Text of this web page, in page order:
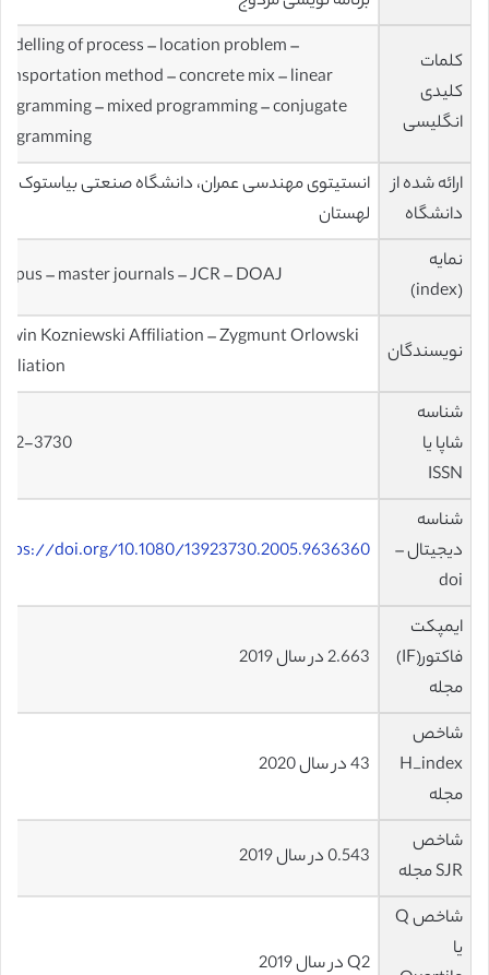
کلمات
کلیدی
انگلیسی
of process – location problem –
method – concrete mix – linear
– mixed programming – conjugate
ارائه شده از
دانشگاه
انستیتوی مهندسی عمران، دانشگاه صنعتی بیاستوک،
لهستان
نمایه
(index)
– master journals – JCR – DOAJ
نویسندگان
Kozniewski Affiliation – Zygmunt Orlowski
شناسه
شاپا یا
ISSN
3730
شناسه
دیجیتال –
doi
doi.org/10.1080/13923730.2005.9636360
ایمپکت
فاکتور(IF)
مجله
2.663 در سال 2019
شاخص
H_index
مجله
43 در سال 2020
شاخص
SJR مجله
0.543 در سال 2019
شاخص Q
یا
Q2 در سال 2019